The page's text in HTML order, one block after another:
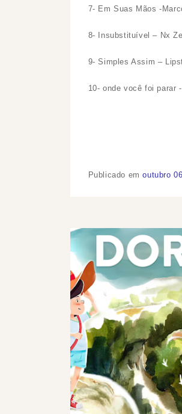
7- Em Suas Mãos -
8- Insubstituível – Nx
9- Simples Assim –
10- onde você foi parar
Publicado emoutubro